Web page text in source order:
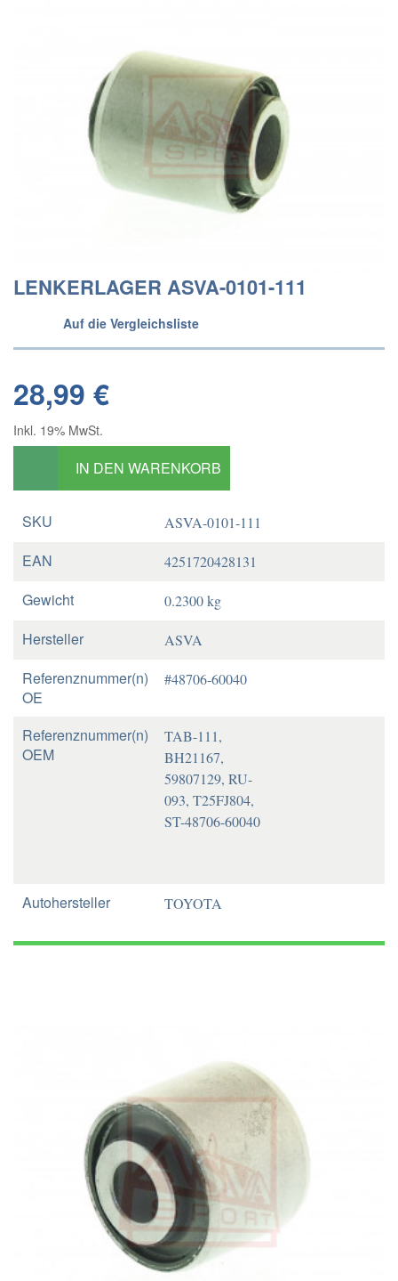
LENKERLAGER ASVA-0101-111
Auf die Vergleichsliste
28,99 €
Inkl. 19% MwSt.
IN DEN WARENKORB
SKU ASVA-0101-111
EAN 4251720428131
Gewicht 0.2300 kg
Hersteller ASVA
Referenznummer(n)
OE
#48706-60040
Referenznummer(n)
OEM
TAB-111,
BH21167,
59807129, RU-
093, T25FJ804,
ST-48706-60040
Autohersteller TOYOTA